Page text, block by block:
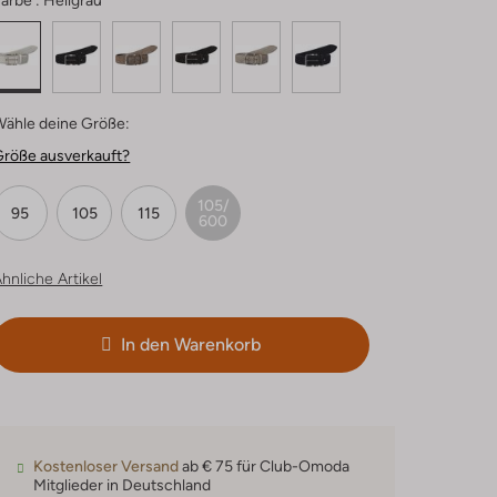
deine Größe:
ausverkauft?
95 105 115
105/
600
Artikel
In den Warenkorb
Kostenloser Versandab € 75 für Club-Omoda
Mitglieder in Deutschland